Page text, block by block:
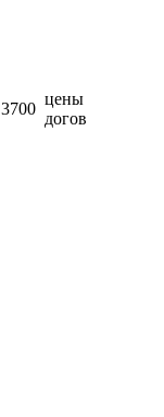
3700
цены
догов